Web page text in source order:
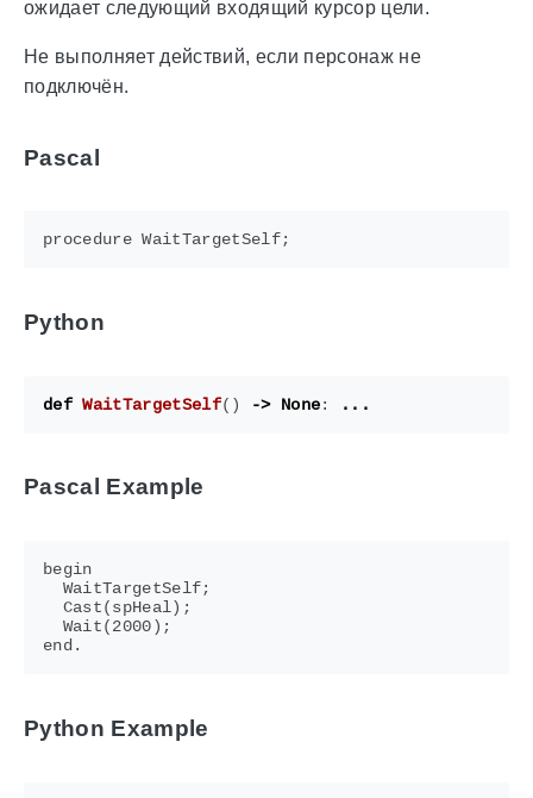
ожидает следующий входящий курсор цели.
Не выполняет действий, если персонаж не
подключён.
Pascal
Python
def WaitTargetSelf() -> None: ...
Pascal Example
begin
  WaitTargetSelf;
  Cast(spHeal);
  Wait(2000);
Python Example